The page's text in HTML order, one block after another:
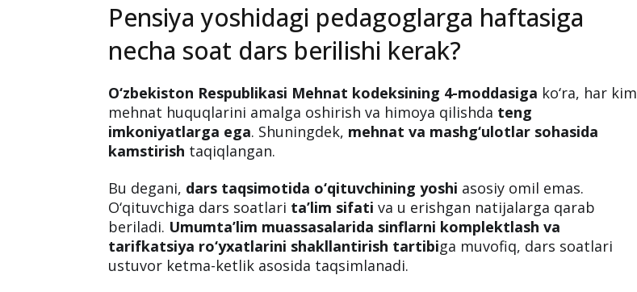
Pensiya yoshidagi pedagoglarga haftasiga
necha soat dars berilishi kerak?
O‘zbekiston Respublikasi Mehnat kodeksining 4-moddasiga ko‘ra, har kim
mehnat huquqlarini amalga oshirish va himoya qilishda teng
imkoniyatlarga ega. Shuningdek, mehnat va mashg‘ulotlar sohasida
kamstirish taqiqlangan.
Bu degani, dars taqsimotida o‘qituvchining yoshi asosiy omil emas.
O‘qituvchiga dars soatlari ta’lim sifati va u erishgan natijalarga qarab
beriladi. Umumta’lim muassasalarida sinflarni komplektlash va
tarifkatsiya ro‘yxatlarini shakllantirish tartibiga muvofiq, dars soatlari
ustuvor ketma-ketlik asosida taqsimlanadi.